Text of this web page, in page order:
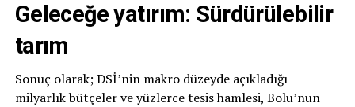
Geleceğe yatırım: Sürdürülebilir
tarım
Sonuç olarak; DSİ’nin makro düzeyde açıkladığı
milyarlık bütçeler ve yüzlerce tesis hamlesi, Bolu’nun